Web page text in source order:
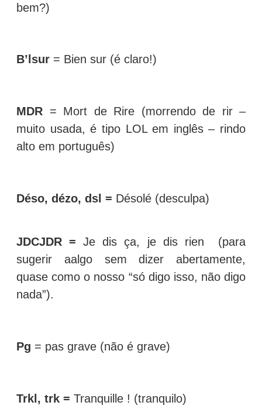
bem?)
B’lsur = Bien sur (é claro!)
MDR = Mort de Rire (morrendo de rir –
muito usada, é tipo LOL em inglês – rindo
alto em português)
Déso, dézo, dsl = Désolé (desculpa)
JDCJDR =Je dis ça, je dis rien (para
sugerir aalgo sem dizer abertamente,
quase como o nosso “só digo isso, não digo
nada”).
Pg = pas grave (não é grave)
Trkl, trk = Tranquille ! (tranquilo)